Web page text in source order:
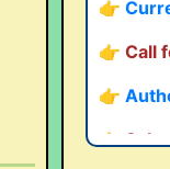
👉 Call
👉
👉
👉